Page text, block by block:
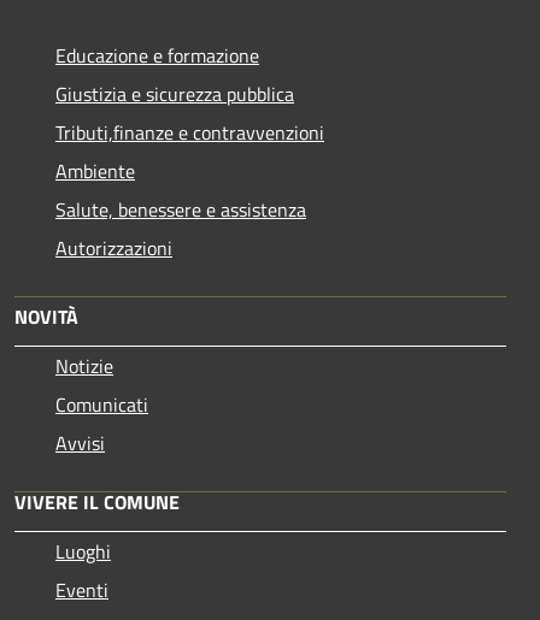
Educazione e formazione
Giustizia e sicurezza pubblica
Tributi,finanze e contravvenzioni
Ambiente
Salute, benessere e assistenza
Autorizzazioni
NOVITÀ
Notizie
Comunicati
Avvisi
VIVERE IL COMUNE
Luoghi
Eventi